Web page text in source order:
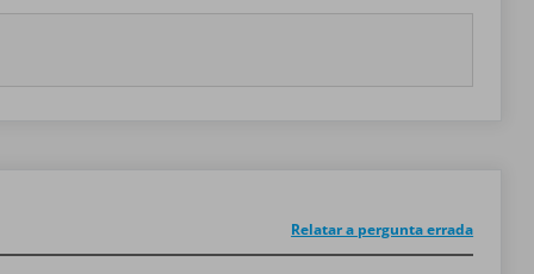
Relatar a pergunta errada